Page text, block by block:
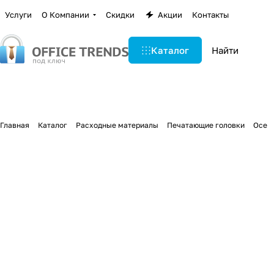
Услуги О Компании Скидки Акции Контакты
Каталог
Главная Каталог Расходные материалы Печатающие головки Oce